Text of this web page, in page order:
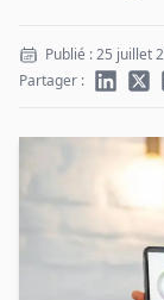
Publié : 25 juillet
Partager :